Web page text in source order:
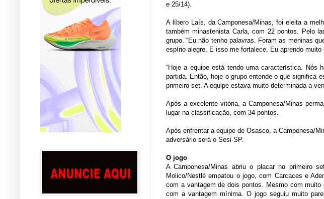
e 25/14).
A líbero Laís, da Camponesa/Minas, foi eleita a
também minastenista Carla, com 22 pontos. Pelo
grupo. “Eu não tenho palavras. Foram as meninas
espírio alegre. E isso me fortalece. Eu aprendo muito
“Hoje a equipe está tendo uma característica.
partida. Então, hoje o grupo entende o que significa
primeiro set. A equipe estava muito determinada a
Após a excelente vitória, a Camponesa/Minas
lugar na classificação, com 34 pontos.
Após enfrentar a equipe de Osasco, a Camponesa/
adversário será o Sesi-SP.
O jogo
A Camponesa/Minas abriu o placar no primeiro
Molico/Nestlé empatou o jogo, com Carcaces e
com a vantagem de dois pontos. Mesmo com
com a vantagem mínima. O jogo seguiu muito